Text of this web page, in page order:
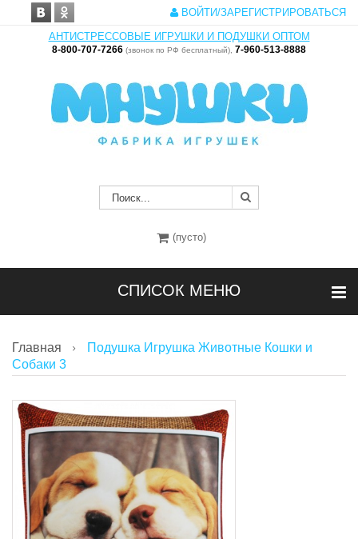
ВОЙТИ/ЗАРЕГИСТРИРОВАТЬСЯ
АНТИСТРЕССОВЫЕ ИГРУШКИ И ПОДУШКИ ОПТОМ
8-800-707-7266 (звонок по РФ бесплатный), 7-960-513-8888
(пусто)
СПИСОК МЕНЮ
Главная
Подушка Игрушка Животные Кошки и
Собаки 3